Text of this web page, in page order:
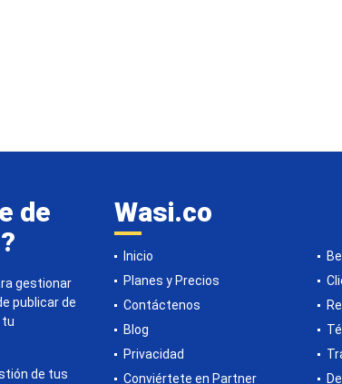
de
gestionar
publicar de
tu
de tus
Wasi.co
Inicio
Planes y Precios
Contáctenos
Blog
Privacidad
Conviértete en Partner